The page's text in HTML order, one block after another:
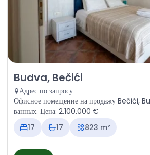
Продажа - Офисное помещение
Budva, Bečići
Адрес по запросу
Офисное помещение на продажу Bečići,
ванных. Цена: 2.100.000 €
17
17 823 m²